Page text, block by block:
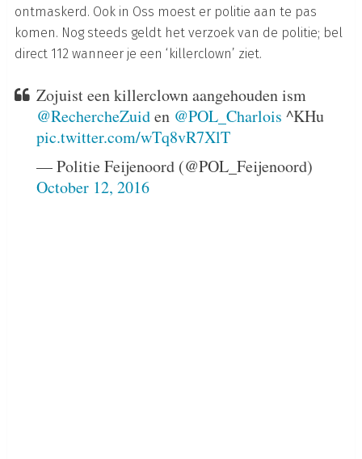
ontmaskerd. Ook in Oss moest er politie aan te pas
komen. Nog steeds geldt het verzoek van de politie; bel
direct 112 wanneer je een ‘killerclown’ ziet.
Zojuist een killerclown aangehouden ism
@RechercheZuiden @POL_Charlois ^KHu
pic.twitter.com/wTq8vR7XlT
— Politie Feijenoord (@POL_Feijenoord)
October 12, 2016